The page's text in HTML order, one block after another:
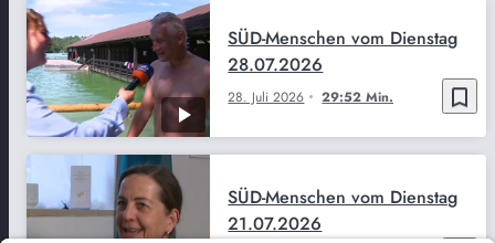
bookmark_border
28. Juli 2026 29:52 Min.
SÜD-Menschen vom Dienstag
28.07.2026
SÜD-Menschen vom Dienstag
21.07.2026